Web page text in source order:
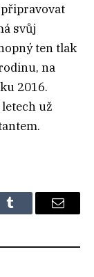
připravovat
svůj
ten tlak
na
2016.
už
Tumblr Email